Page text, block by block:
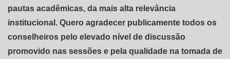
pautas acadêmicas, da mais alta relevância
institucional. Quero agradecer publicamente todos os
conselheiros pelo elevado nível de discussão
promovido nas sessões e pela qualidade na tomada de